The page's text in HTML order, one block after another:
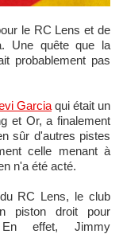
Une quête que la
probablement pas
Garcia qui était un
et Or, a finalement
sûr d'autres pistes
celle menant à
n'a été acté.
RC Lens, le club
piston droit pour
En effet, Jimmy